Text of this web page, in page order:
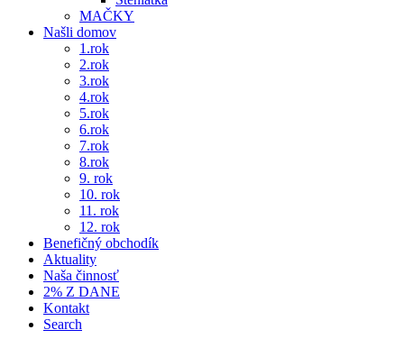
MAČKY
Našli domov
1.rok
2.rok
3.rok
4.rok
5.rok
6.rok
7.rok
8.rok
9. rok
10. rok
11. rok
12. rok
Benefičný obchodík
Aktuality
Naša činnosť
2% Z DANE
Kontakt
Search